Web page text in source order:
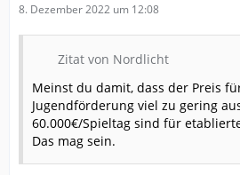
8. Dezember 2022 um 12:08
Zitat von Nordlicht
Meinst du damit, dass der Preis
Jugendförderung viel zu gering
60.000€/Spieltag sind für
Das mag sein.